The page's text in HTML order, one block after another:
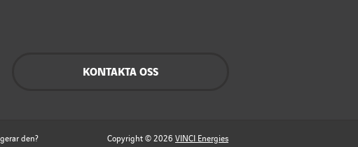
KONTAKTA OSS
den? Copyright © 2026 VINCI Energies